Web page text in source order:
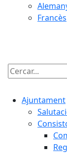
Francès
Cercar:
Ajuntament